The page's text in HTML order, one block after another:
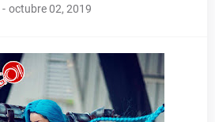
- octubre 02, 2019